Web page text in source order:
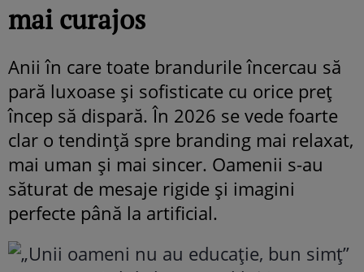
mai curajos
Anii în care toate brandurile încercau să
pară luxoase și sofisticate cu orice preț
încep să dispară. În 2026 se vede foarte
clar o tendință spre branding mai relaxat,
mai uman și mai sincer. Oamenii s-au
săturat de mesaje rigide și imagini
perfecte până la artificial.